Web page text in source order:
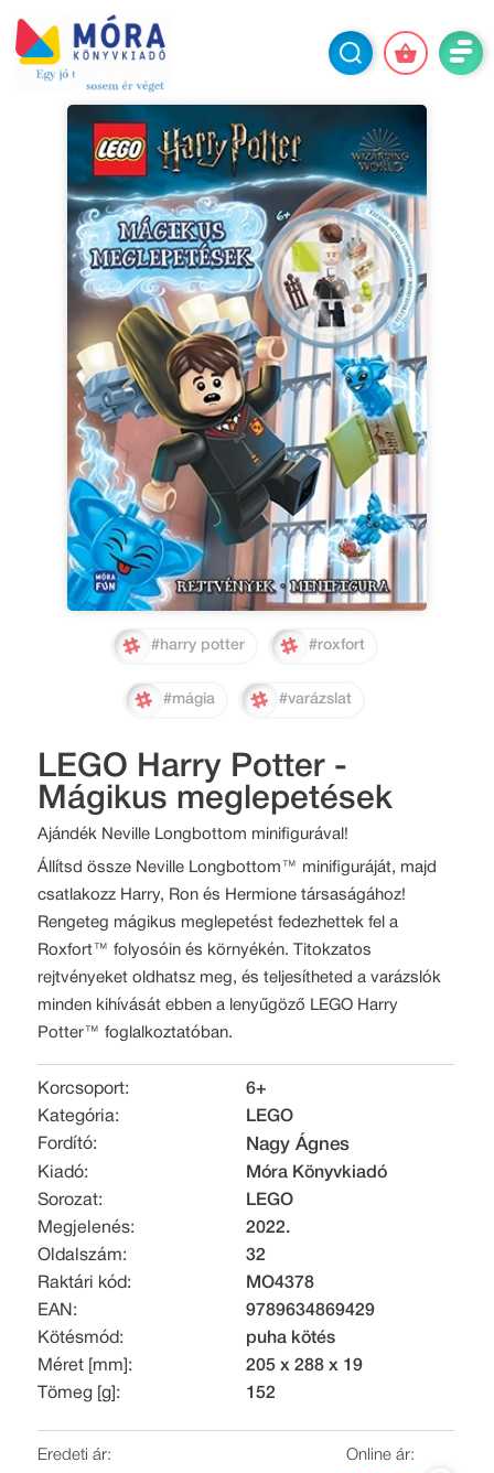
#harry potter #roxfort
#mágia #varázslat
LEGO Harry Potter -
Mágikus meglepetések
Ajándék Neville Longbottom minifigurával!
Állítsd össze Neville Longbottom™ minifiguráját, majd
csatlakozz Harry, Ron és Hermione társaságához!
Rengeteg mágikus meglepetést fedezhettek fel a
Roxfort™ folyosóin és környékén. Titokzatos
rejtvényeket oldhatsz meg, és teljesítheted a varázslók
minden kihívását ebben a lenyűgöző LEGO Harry
Potter™ foglalkoztatóban.
Korcsoport:
6+
Kategória:
LEGO
Fordító:
Nagy Ágnes
Kiadó:
Móra Könyvkiadó
Sorozat:
LEGO
Megjelenés:
2022.
Oldalszám:
32
Raktári kód:
MO4378
EAN:
9789634869429
Kötésmód:
puha kötés
Méret [mm]:
205 x 288 x 19
Tömeg [g]:
152
Eredeti ár:
Online ár: